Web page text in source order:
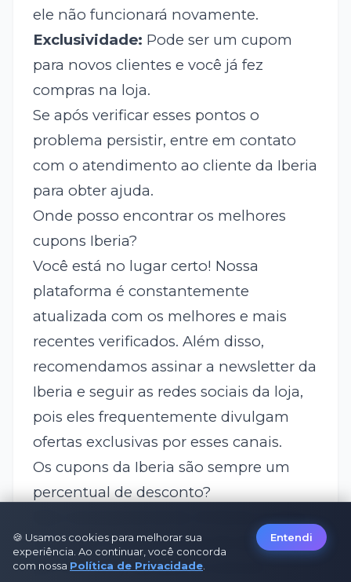
ele não funcionará novamente.
Exclusividade: Pode ser um cupom
para novos clientes e você já fez
compras na loja.
Se após verificar esses pontos o
problema persistir, entre em contato
com o atendimento ao cliente da Iberia
para obter ajuda.
Onde posso encontrar os melhores
cupons Iberia?
Você está no lugar certo! Nossa
plataforma é constantemente
atualizada com os melhores e mais
recentes verificados. Além disso,
recomendamos assinar a newsletter da
Iberia e seguir as redes sociais da loja,
pois eles frequentemente divulgam
ofertas exclusivas por esses canais.
Os cupons da Iberia são sempre um
percentual de desconto?
ofereçam um percentual de desconto
(ex: 10% OFF), também é comum
🍪 Usamos cookies para melhorar sua
experiência. Ao continuar, você concorda
com nossa Política de Privacidade
Entendi